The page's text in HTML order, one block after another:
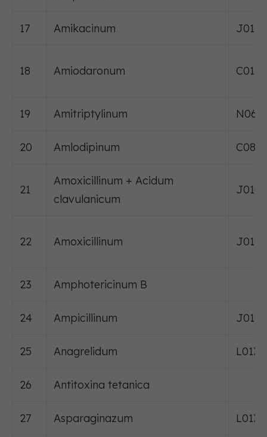
17 Amikacinum
18 Amiodaronum
19 Amitriptylinum
20 Amlodipinum
21
Amoxicillinum + Acidum
clavulanicum
22 Amoxicillinum
23 Amphotericinum B
24 Ampicillinum
25 Anagrelidum
26 Antitoxina tetanica
27 Asparaginazum